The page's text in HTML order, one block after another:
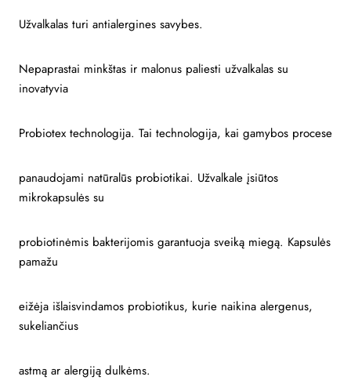
Užvalkalas turi antialergines savybes.
Nepaprastai minkštas ir malonus paliesti užvalkalas su
inovatyvia
Probiotex technologija. Tai technologija, kai gamybos procese
panaudojami natūralūs probiotikai. Užvalkale įsiūtos
mikrokapsulės su
probiotinėmis bakterijomis garantuoja sveiką miegą. Kapsulės
pamažu
eižėja išlaisvindamos probiotikus, kurie naikina alergenus,
sukeliančius
astmą ar alergiją dulkėms.